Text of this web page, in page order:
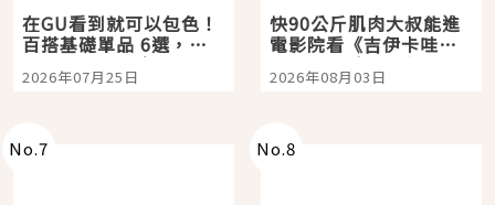
在GU看到就可以包色！
百搭基礎單品 6選，閉
眼全收也不心疼
2026年07月25日
快90公斤肌肉大叔能進
電影院看《吉伊卡哇》
嗎？日本重金屬樂團
「打首」會長與nagano
2026年08月03日
No.7 No.8